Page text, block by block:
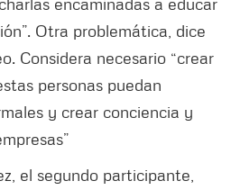
Otra problemática, dice
Considera necesario “crear
personas puedan
y crear conciencia y
el segundo participante,